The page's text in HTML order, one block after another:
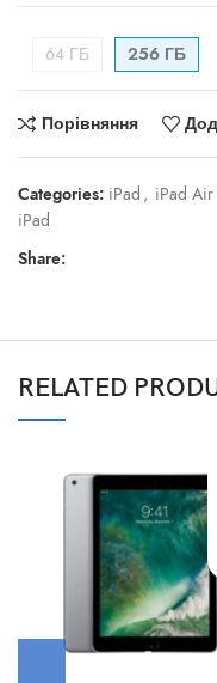
64 ГБ 256 ГБ
Порівняння
Categories: iPad , iPad
iPad
Share:
RELATED